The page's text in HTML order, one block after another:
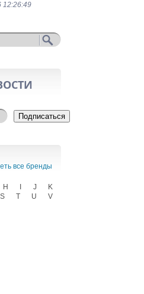
12:26:49
Подписаться
все бренды
H J
K
S T U
V